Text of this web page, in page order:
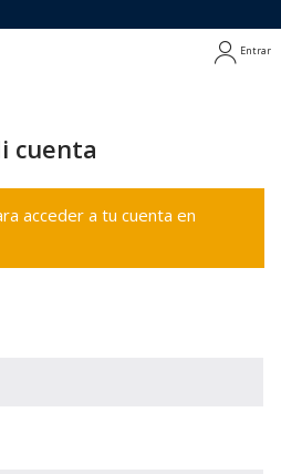
Entrar
cuenta
acceder a tu cuenta en